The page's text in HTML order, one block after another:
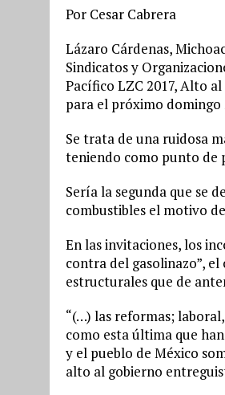
Por Cesar Cabrera
Lázaro Cárdenas,
Sindicatos y
Pacífico LZC 2017, Alto
para el próximo domingo
Se trata de una ruidosa
teniendo como punto de
Sería la segunda que se
combustibles el motivo
En las invitaciones, los
contra del gasolinazo”, el
estructurales que de
“(…) las reformas;
como esta última que
y el pueblo de México
alto al gobierno